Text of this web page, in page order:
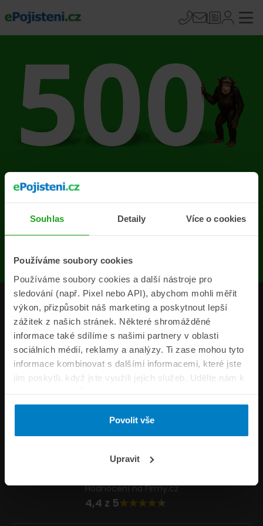
Souhlas Detaily Více o cookies
Používáme soubory cookies
Používáme soubory cookies a další nástroje pro
sledování (např. Pixel nebo API), abychom mohli měřit
výkon, přizpůsobit náš marketing a poskytnout lepší
zážitek z našich stránek. Některé shromážděné
informace také sdílíme s našimi partnery v oblasti
sociálních médií, reklamy a analýzy. Ti zase mohou tyto
informace kombinovat s dalšími informacemi, které jste
jim poskytli, když jste využili jejich služeb. Udělte nám k
tomu prosím svůj souhlas.
Povolit vše
Upravit
Na stránce se vyskytla
chyba
Produkty
Pojišťovny
Informace
ePojisteni.cz
Formuláře
Napište nám
Hodnocení na Firmy.cz
4,4 z 5